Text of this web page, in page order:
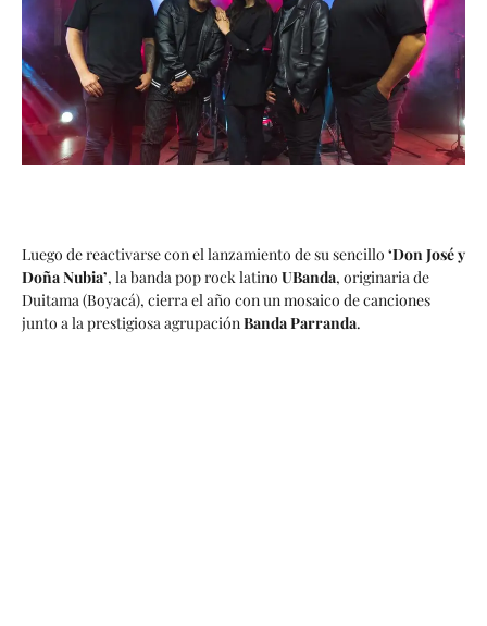
Luego de reactivarse con el lanzamiento de su sencillo ‘Don José y
Doña Nubia’, la banda pop rock latino UBanda, originaria de
Duitama (Boyacá), cierra el año con un mosaico de canciones
junto a la prestigiosa agrupaciónBanda Parranda.